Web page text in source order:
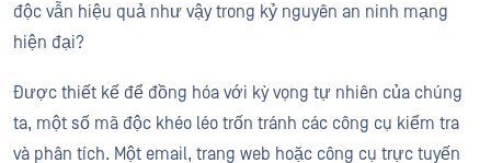
độc vẫn hiệu quả như vậy trong kỷ nguyên an ninh mạng
hiện đại?
Được thiết kế để đồng hóa với kỳ vọng tự nhiên của chúng
ta, một số mã độc khéo léo trốn tránh các công cụ kiểm tra
và phân tích. Một email, trang web hoặc công cụ trực tuyến